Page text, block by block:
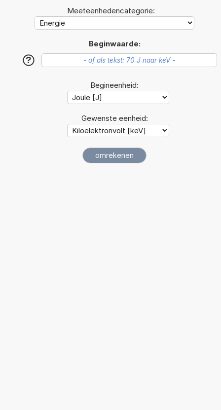
Meeteenhedencategorie:
Beginwaarde:
?
Begineenheid:
Gewenste eenheid: